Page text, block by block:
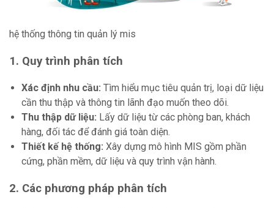
hệ thống thông tin quản lý mis
1. Quy trình phân tích
Xác định nhu cầu: Tìm hiểu mục tiêu quản trị, loại dữ liệu
cần thu thập và thông tin lãnh đạo muốn theo dõi.
Thu thập dữ liệu: Lấy dữ liệu từ các phòng ban, khách
hàng, đối tác để đánh giá toàn diện.
Thiết kế hệ thống: Xây dựng mô hình MIS gồm phần
cứng, phần mềm, dữ liệu và quy trình vận hành.
2. Các phương pháp phân tích